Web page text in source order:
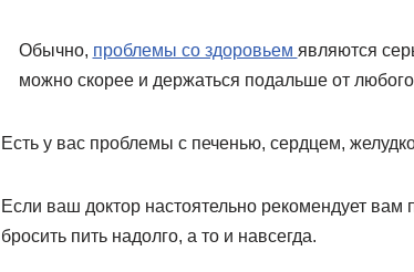
Обычно, проблемы со здоровьем являются
можно скорее и держаться подальше от
Есть у вас проблемы с печенью, сердцем,
Если ваш доктор настоятельно рекомендует вам
бросить пить надолго, а то и навсегда.